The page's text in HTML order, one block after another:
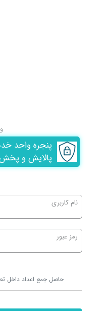
نام کاربری
رمز عبور
پنجره واحد
پالایش و پخش